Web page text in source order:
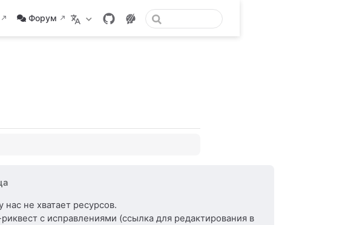
Форум
не хватает ресурсов.
с исправлениями (ссылка для редактирования в